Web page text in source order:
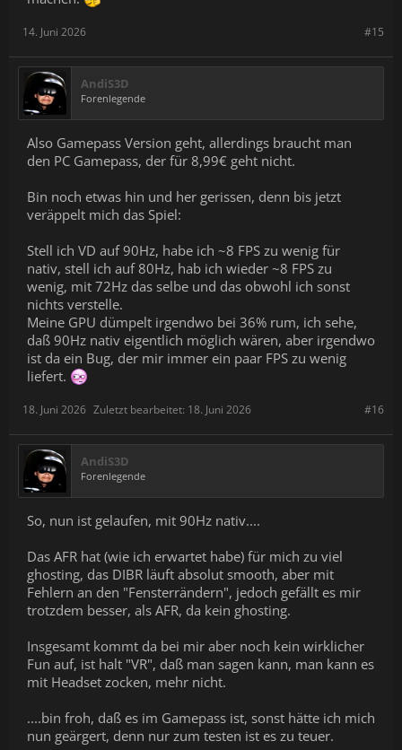
#15
14. Juni 2026
AndiS3D
Forenlegende
Also Gamepass Version geht, allerdings braucht man
den PC Gamepass, der für 8,99€ geht nicht.
Bin noch etwas hin und her gerissen, denn bis jetzt
veräppelt mich das Spiel:
Stell ich VD auf 90Hz, habe ich ~8 FPS zu wenig für
nativ, stell ich auf 80Hz, hab ich wieder ~8 FPS zu
wenig, mit 72Hz das selbe und das obwohl ich sonst
nichts verstelle.
Meine GPU dümpelt irgendwo bei 36% rum, ich sehe,
daß 90Hz nativ eigentlich möglich wären, aber irgendwo
ist da ein Bug, der mir immer ein paar FPS zu wenig
liefert.
#16
18. Juni 2026 Zuletzt bearbeitet: 18. Juni 2026
AndiS3D
Forenlegende
So, nun ist gelaufen, mit 90Hz nativ....
Das AFR hat (wie ich erwartet habe) für mich zu viel
ghosting, das DIBR läuft absolut smooth, aber mit
Fehlern an den "Fensterrändern", jedoch gefällt es mir
trotzdem besser, als AFR, da kein ghosting.
Insgesamt kommt da bei mir aber noch kein wirklicher
Fun auf, ist halt "VR", daß man sagen kann, man kann es
mit Headset zocken, mehr nicht.
....bin froh, daß es im Gamepass ist, sonst hätte ich mich
nun geärgert, denn nur zum testen ist es zu teuer.